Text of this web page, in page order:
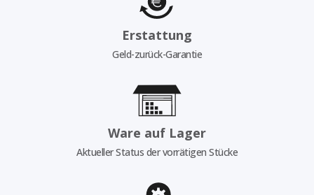
Erstattung
Geld-zurück-Garantie
Ware auf Lager
Aktueller Status der vorrätigen Stücke